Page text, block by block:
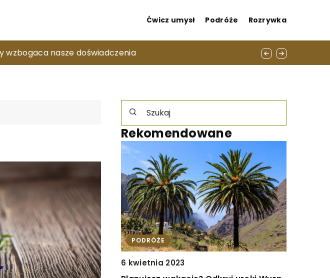
Ćwicz umysł Podróże Rozrywka
historie i techniki produkcji
wzbogaca nasze doświadczenia
Rekomendowane
PODRÓŻE
6 kwietnia 2023